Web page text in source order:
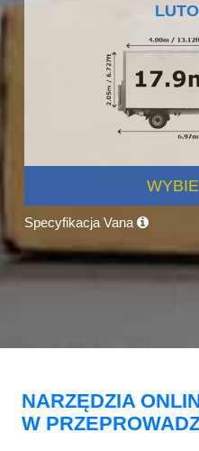
Specyfikacja Vana
NARZĘDZIA
W